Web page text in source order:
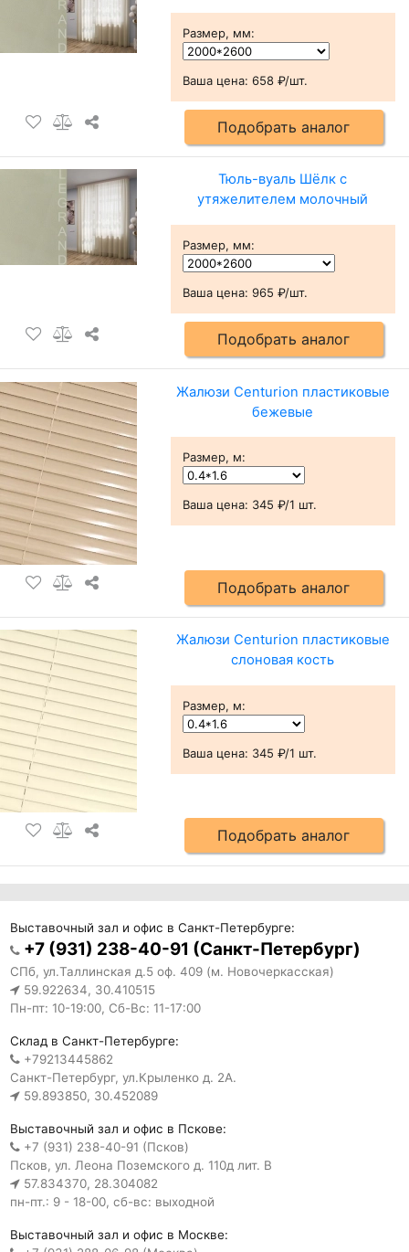
Размер, мм:
Ваша цена: 658 ₽/шт.
Подобрать аналог
Тюль-вуаль Шёлк с
утяжелителем молочный
Размер, мм:
Ваша цена: 965 ₽/шт.
Подобрать аналог
Жалюзи Centurion пластиковые
бежевые
Размер, м:
Ваша цена: 345 ₽/1 шт.
Подобрать аналог
Жалюзи Centurion пластиковые
слоновая кость
Размер, м:
Ваша цена: 345 ₽/1 шт.
Подобрать аналог
Выставочный зал и офис в Санкт-Петербурге:
+7 (931) 238-40-91 (Санкт-Петербург)
СПб, ул.Таллинская д.5 оф. 409 (м. Новочеркасская)
59.922634, 30.410515
Пн-пт: 10-19:00, Сб-Вс: 11-17:00
Склад в Санкт-Петербурге:
+79213445862
Санкт-Петербург, ул.Крыленко д. 2А.
59.893850, 30.452089
Выставочный зал и офис в Пскове:
+7 (931) 238-40-91 (Псков)
Псков, ул. Леона Поземского д. 110д лит. В
57.834370, 28.304082
пн-пт.: 9 - 18-00, сб-вс: выходной
Выставочный зал и офис в Москве: